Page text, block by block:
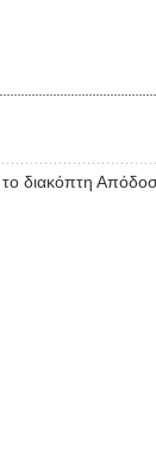
το διακόπτη